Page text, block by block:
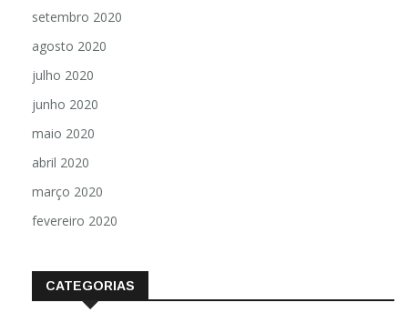
setembro 2020
agosto 2020
julho 2020
junho 2020
maio 2020
abril 2020
março 2020
fevereiro 2020
CATEGORIAS